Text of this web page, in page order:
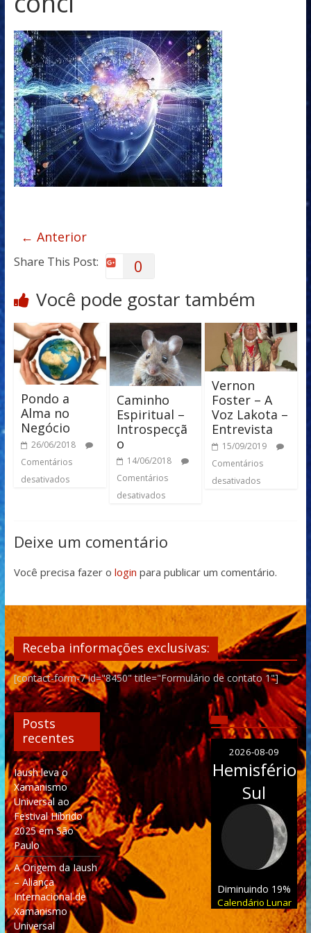
← Anterior
Share This Post: 0
Você pode gostar também
Pondo a
Alma no
Negócio
26/06/2018
Comentários
desativados
Caminho
Espiritual –
Introspecçã
o
14/06/2018
Comentários
desativados
Vernon
Foster – A
Voz Lakota –
Entrevista
15/09/2019
Comentários
desativados
Deixe um comentário
Você precisa fazer o login para publicar um comentário.
Receba informações exclusivas:
[contact-form-7 id="8450" title="Formulário de contato 1"]
Posts
recentes
Iaush leva o
Xamanismo
Universal ao
Festival Híbrido
2025 em São
Paulo
A Origem da Iaush
– Aliança
Internacional de
Xamanismo
Universal
2026-08-09
Hemisfério
Sul
Diminuindo 19%
Calendário Lunar